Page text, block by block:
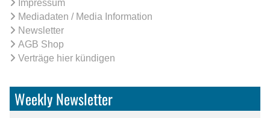
Impressum
Mediadaten / Media Information
Newsletter
AGB Shop
Verträge hier kündigen
Weekly Newsletter